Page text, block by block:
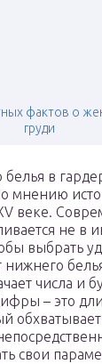
фактов о
груди
в
мнению
веке.
не в
выбрать
числа и
– это
свои